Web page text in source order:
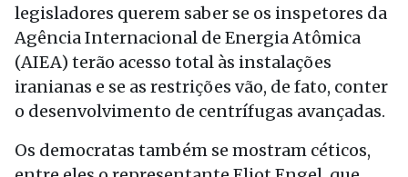
legisladores querem saber se os inspetores da
Agência Internacional de Energia Atômica
(AIEA) terão acesso total às instalações
iranianas e se as restrições vão, de fato, conter
o desenvolvimento de centrífugas avançadas.
Os democratas também se mostram céticos,